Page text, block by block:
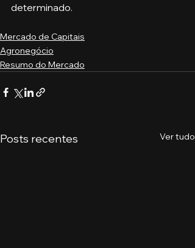
determinado.
Mercado de Capitais
Agronegócio
Resumo do Mercado
Posts recentes Ver tudo